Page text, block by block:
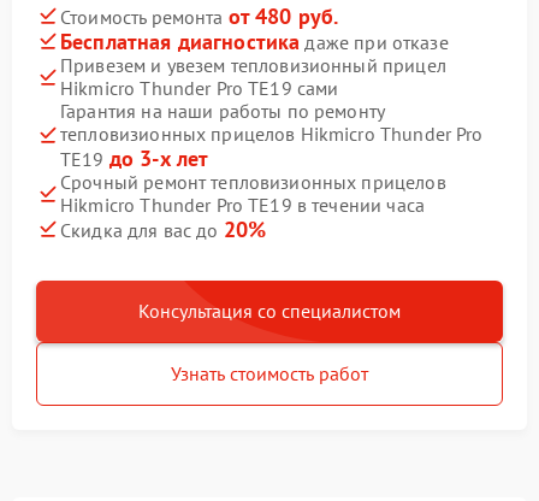
Стоимость ремонта от 480 руб.
Бесплатная диагностика даже при отказе
Привезем и увезем тепловизионный прицел
Hikmicro Thunder Pro TE19 сами
Гарантия на наши работы по ремонту
тепловизионных прицелов Hikmicro Thunder Pro
TE19 до 3-х лет
Срочный ремонт тепловизионных прицелов
Hikmicro Thunder Pro TE19 в течении часа
Скидка для вас до 20%
Консультация со специалистом
Узнать стоимость работ